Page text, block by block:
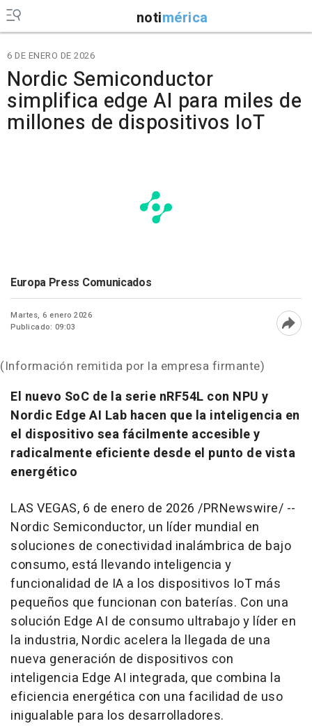
notimérica
6 DE ENERO DE 2026
Nordic Semiconductor
simplifica edge AI para miles de
millones de dispositivos IoT
Europa Press Comunicados
Martes, 6 enero 2026
Publicado: 09:03
(Información remitida por la empresa firmante)
El nuevo SoC de la serie nRF54L con NPU y
Nordic Edge AI Lab hacen que la inteligencia en
el dispositivo sea fácilmente accesible y
radicalmente eficiente desde el punto de vista
energético
LAS VEGAS, 6 de enero de 2026 /PRNewswire/ --
Nordic Semiconductor, un líder mundial en
soluciones de conectividad inalámbrica de bajo
consumo, está llevando inteligencia y
funcionalidad de IA a los dispositivos IoT más
pequeños que funcionan con baterías. Con una
solución Edge AI de consumo ultrabajo y líder en
la industria, Nordic acelera la llegada de una
nueva generación de dispositivos con
inteligencia Edge AI integrada, que combina la
eficiencia energética con una facilidad de uso
inigualable para los desarrolladores.